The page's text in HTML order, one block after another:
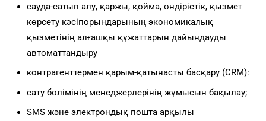
сауда-сатып алу, қаржы, қойма, өндірістік, қызмет
көрсету кәсіпорындарының экономикалық
қызметінің алғашқы құжаттарын дайындауды
автоматтандыру
контрагенттермен қарым-қатынасты басқару (CRM):
сату бөлімінің менеджерлерінің жұмысын бақылау;
SMS және электрондық пошта арқылы